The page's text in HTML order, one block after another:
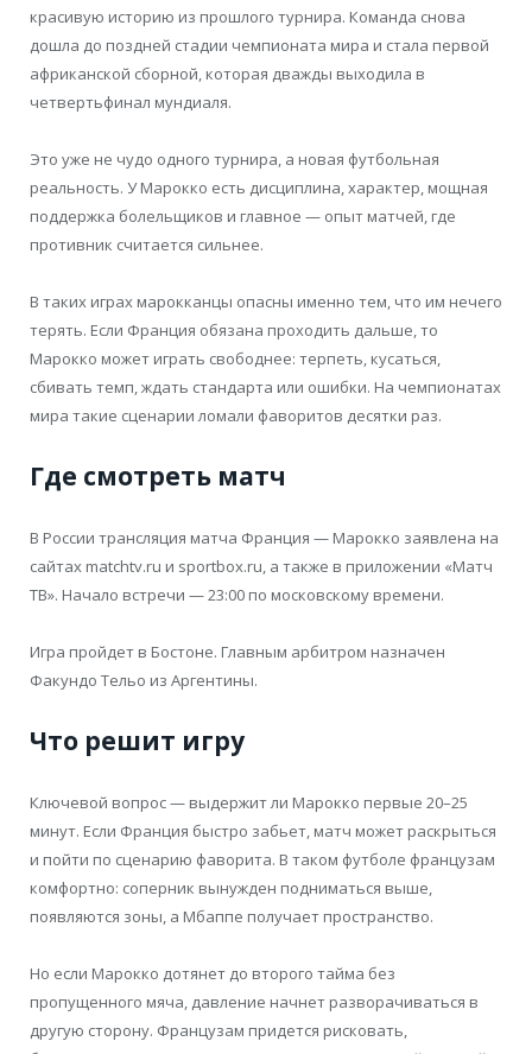
красивую историю из прошлого турнира. Команда снова
дошла до поздней стадии чемпионата мира и стала первой
африканской сборной, которая дважды выходила в
четвертьфинал мундиаля.
Это уже не чудо одного турнира, а новая футбольная
реальность. У Марокко есть дисциплина, характер, мощная
поддержка болельщиков и главное — опыт матчей, где
противник считается сильнее.
В таких играх марокканцы опасны именно тем, что им нечего
терять. Если Франция обязана проходить дальше, то
Марокко может играть свободнее: терпеть, кусаться,
сбивать темп, ждать стандарта или ошибки. На чемпионатах
мира такие сценарии ломали фаворитов десятки раз.
Где смотреть матч
В России трансляция матча Франция — Марокко заявлена на
сайтах matchtv.ru и sportbox.ru, а также в приложении «Матч
ТВ». Начало встречи — 23:00 по московскому времени.
Игра пройдет в Бостоне. Главным арбитром назначен
Факундо Тельо из Аргентины.
Что решит игру
Ключевой вопрос — выдержит ли Марокко первые 20–25
минут. Если Франция быстро забьет, матч может раскрыться
и пойти по сценарию фаворита. В таком футболе французам
комфортно: соперник вынужден подниматься выше,
появляются зоны, а Мбаппе получает пространство.
Но если Марокко дотянет до второго тайма без
пропущенного мяча, давление начнет разворачиваться в
другую сторону. Французам придется рисковать,